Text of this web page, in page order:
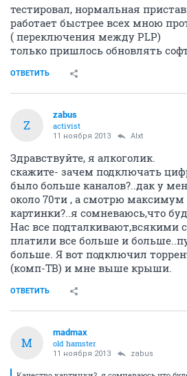
тестировал, нормальная
работает быстрее всех мною
( переключения между PLP)
только пришлось обновлять
ОТВЕТИТЬ
Z
zabus
activist
11 ноября 2013 Alxt
Здравствуйте, я алкоголик.
скажите- зачем подключать
было больше каналов?..дак у
около 70ти , а смотрю максимум
картинки?..я сомневаюсь,что
Нас все подталкивают,всякими
платили все больше и
больше. Я вот подключил
(комп-ТВ) и мне выше крыши.
ОТВЕТИТЬ
M
madmax
old hamster
11 ноября 2013 zabus